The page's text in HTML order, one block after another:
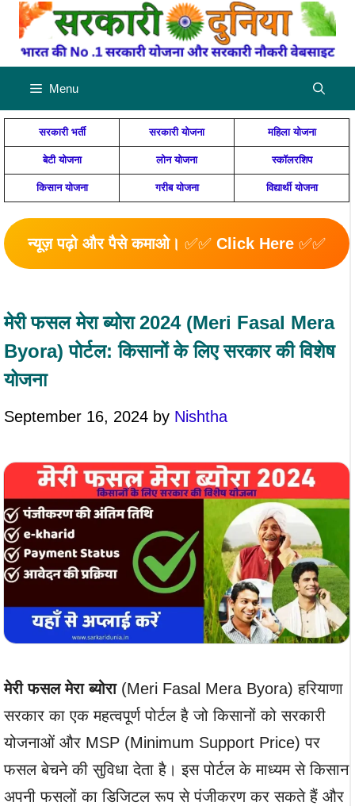
Skip
content
Menu
सरकारी भर्ती सरकारी योजना महिला योजना
बेटी योजना लोन योजना स्कॉलरशिप
किसान योजना गरीब योजना विद्यार्थी योजना
न्यूज़ पढ़ो और पैसे कमाओ। ✅✅ Click Here ✅✅
मेरी फसल मेरा ब्योरा 2024 (Meri Fasal Mera
Byora) पोर्टल: किसानों के लिए सरकार की विशेष
योजना
September 16, 2024 by Nishtha
मेरी फसल मेरा ब्योरा(Meri Fasal Mera Byora) हरियाणा
सरकार का एक महत्वपूर्ण पोर्टल है जो किसानों को सरकारी
योजनाओं और MSP (Minimum Support Price) पर
फसल बेचने की सुविधा देता है। इस पोर्टल के माध्यम से किसान
अपनी फसलों का डिजिटल रूप से पंजीकरण कर सकते हैं और